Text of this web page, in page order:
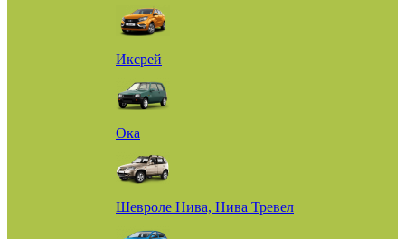
Иксрей
Ока
Шевроле Нива, Нива Тревел